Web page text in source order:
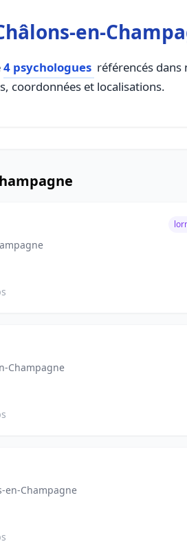
en-
4 psychologues référencés dans
coordonnées et localisations.
Champagne
en-Champagne